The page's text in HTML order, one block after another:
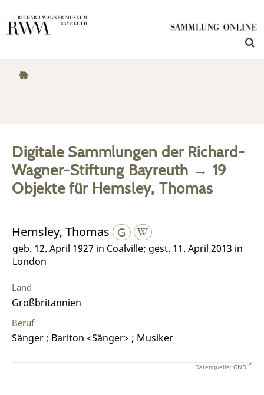
Digitale Sammlungen der Richard-
Wagner-Stiftung Bayreuth → 19
Objektefür Hemsley, Thomas
Hemsley, Thomas
geb. 12. April 1927 in Coalville; gest. 11. April 2013 in
London
Land
Großbritannien
Beruf
Sänger ; Bariton <Sänger> ; Musiker
Datenquelle: GND